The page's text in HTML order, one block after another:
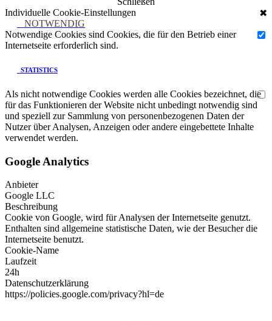
Individuelle Cookie-Einstellungen
✖
NOTWENDIG
Notwendige Cookies sind Cookies, die für den Betrieb einer
Internetseite erforderlich sind.
STATISTICS
Als nicht notwendige Cookies werden alle Cookies bezeichnet, die
für das Funktionieren der Website nicht unbedingt notwendig sind
und speziell zur Sammlung von personenbezogenen Daten der
Nutzer über Analysen, Anzeigen oder andere eingebettete Inhalte
verwendet werden.
Google Analytics
Anbieter
Google LLC
Beschreibung
Cookie von Google, wird für Analysen der Internetseite genutzt.
Enthalten sind allgemeine statistische Daten, wie der Besucher die
Internetseite benutzt.
Cookie-Name
Laufzeit
24h
Datenschutzerklärung
https://policies.google.com/privacy?hl=de